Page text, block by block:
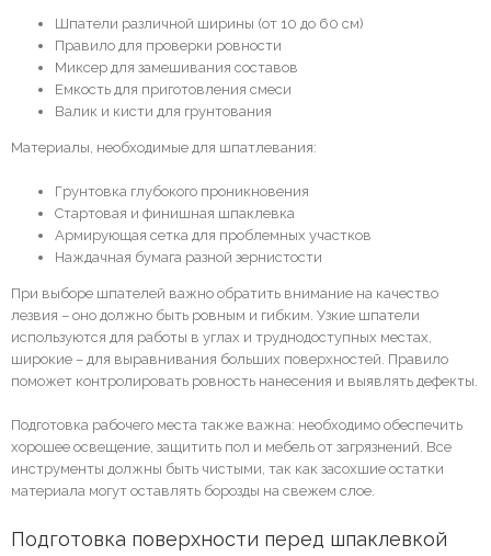
Шпатели различной ширины (от 10 до 60 см)
Правило для проверки ровности
Миксер для замешивания составов
Емкость для приготовления смеси
Валик и кисти для грунтования
Материалы, необходимые для шпатлевания:
Грунтовка глубокого проникновения
Стартовая и финишная шпаклевка
Армирующая сетка для проблемных участков
Наждачная бумага разной зернистости
При выборе шпателей важно обратить внимание на качество
лезвия – оно должно быть ровным и гибким. Узкие шпатели
используются для работы в углах и труднодоступных местах,
широкие – для выравнивания больших поверхностей. Правило
поможет контролировать ровность нанесения и выявлять дефекты.
Подготовка рабочего места также важна: необходимо обеспечить
хорошее освещение, защитить пол и мебель от загрязнений. Все
инструменты должны быть чистыми, так как засохшие остатки
материала могут оставлять борозды на свежем слое.
Подготовка поверхности перед шпаклевкой